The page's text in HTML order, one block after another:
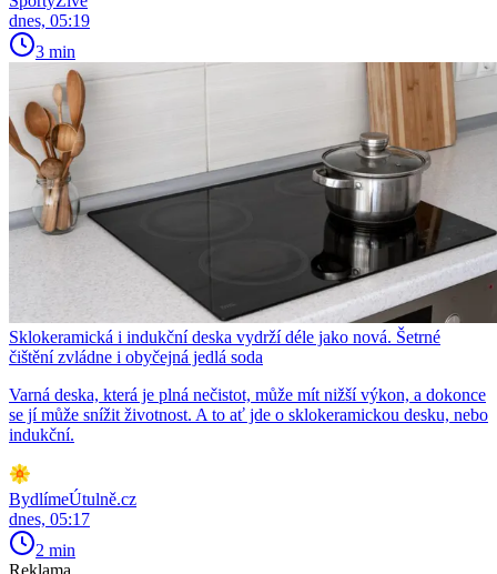
dnes, 05:19
3 min
Sklokeramická i indukční deska vydrží déle jako nová. Šetrné
čištění zvládne i obyčejná jedlá soda
Varná deska, která je plná nečistot, může mít nižší výkon, a dokonce
se jí může snížit životnost. A to ať jde o sklokeramickou desku, nebo
indukční.
BydlímeÚtulně.cz
dnes, 05:17
2 min
Reklama